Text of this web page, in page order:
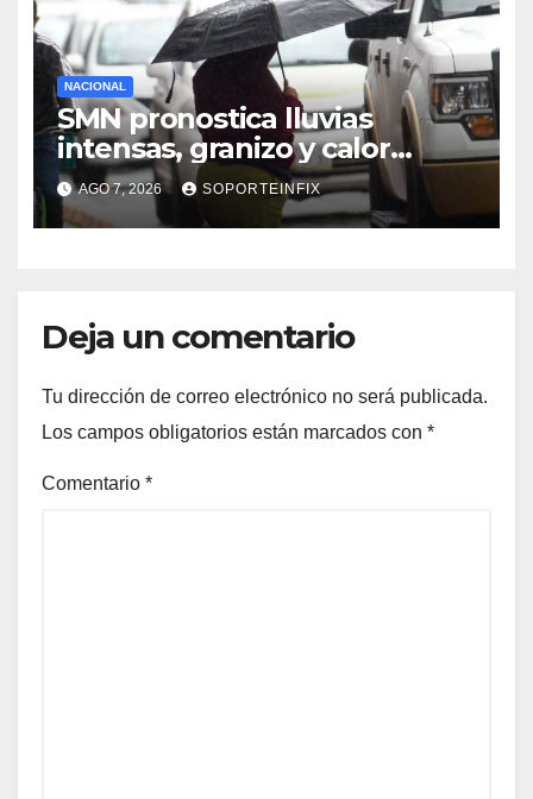
NACIONAL
SMN pronostica lluvias
intensas, granizo y calor
extremo para este 7 de
agosto
AGO 7, 2026 SOPORTEINFIX
Deja un comentario
Tu dirección de correo electrónico no será publicada.
Los campos obligatorios están marcados con *
Comentario *